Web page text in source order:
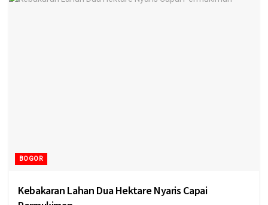
BOGOR
Kebakaran Lahan Dua Hektare Nyaris Capai